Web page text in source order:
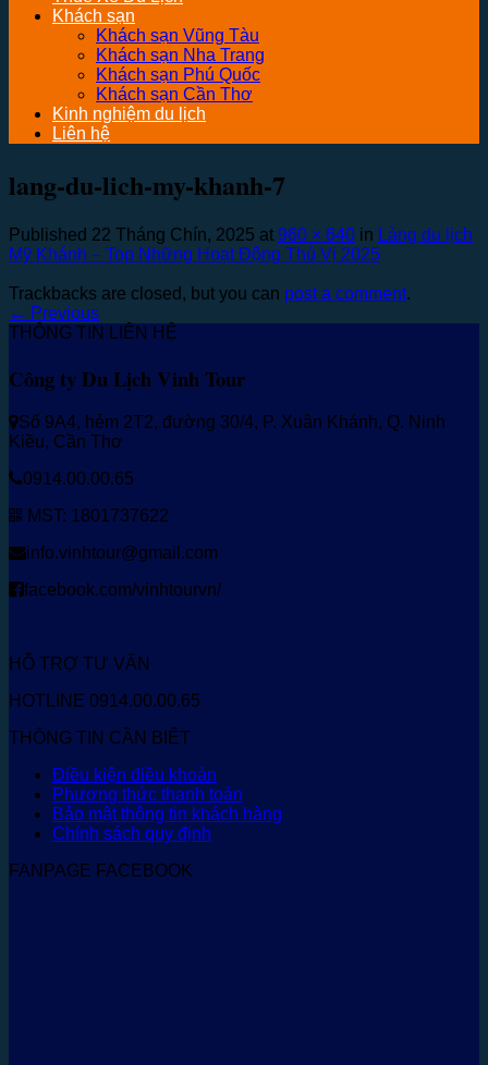
Khách sạn
Khách sạn Vũng Tàu
Khách sạn Nha Trang
Khách sạn Phú Quốc
Khách sạn Cần Thơ
Kinh nghiệm du lịch
Liên hệ
lang-du-lich-my-khanh-7
Published 22 Tháng Chín, 2025 at 960 × 640 in Làng du lịch
Mỹ Khánh – Top Những Hoạt Động Thú Vị 2025
Trackbacks are closed, but you can post a comment.
← Previous
THÔNG TIN LIÊN HỆ
Công ty Du Lịch Vinh Tour
Số 9A4, hẻm 2T2, đường 30/4, P. Xuân Khánh, Q. Ninh
Kiều, Cần Thơ
0914.00.00.65
MST: 1801737622
info.vinhtour@gmail.com
facebook.com/vinhtourvn/
HỖ TRỢ TƯ VẤN
HOTLINE 0914.00.00.65
THÔNG TIN CẦN BIẾT
Điều kiện điều khoản
Phương thức thanh toán
Bảo mật thông tin khách hàng
Chính sách quy định
FANPAGE FACEBOOK